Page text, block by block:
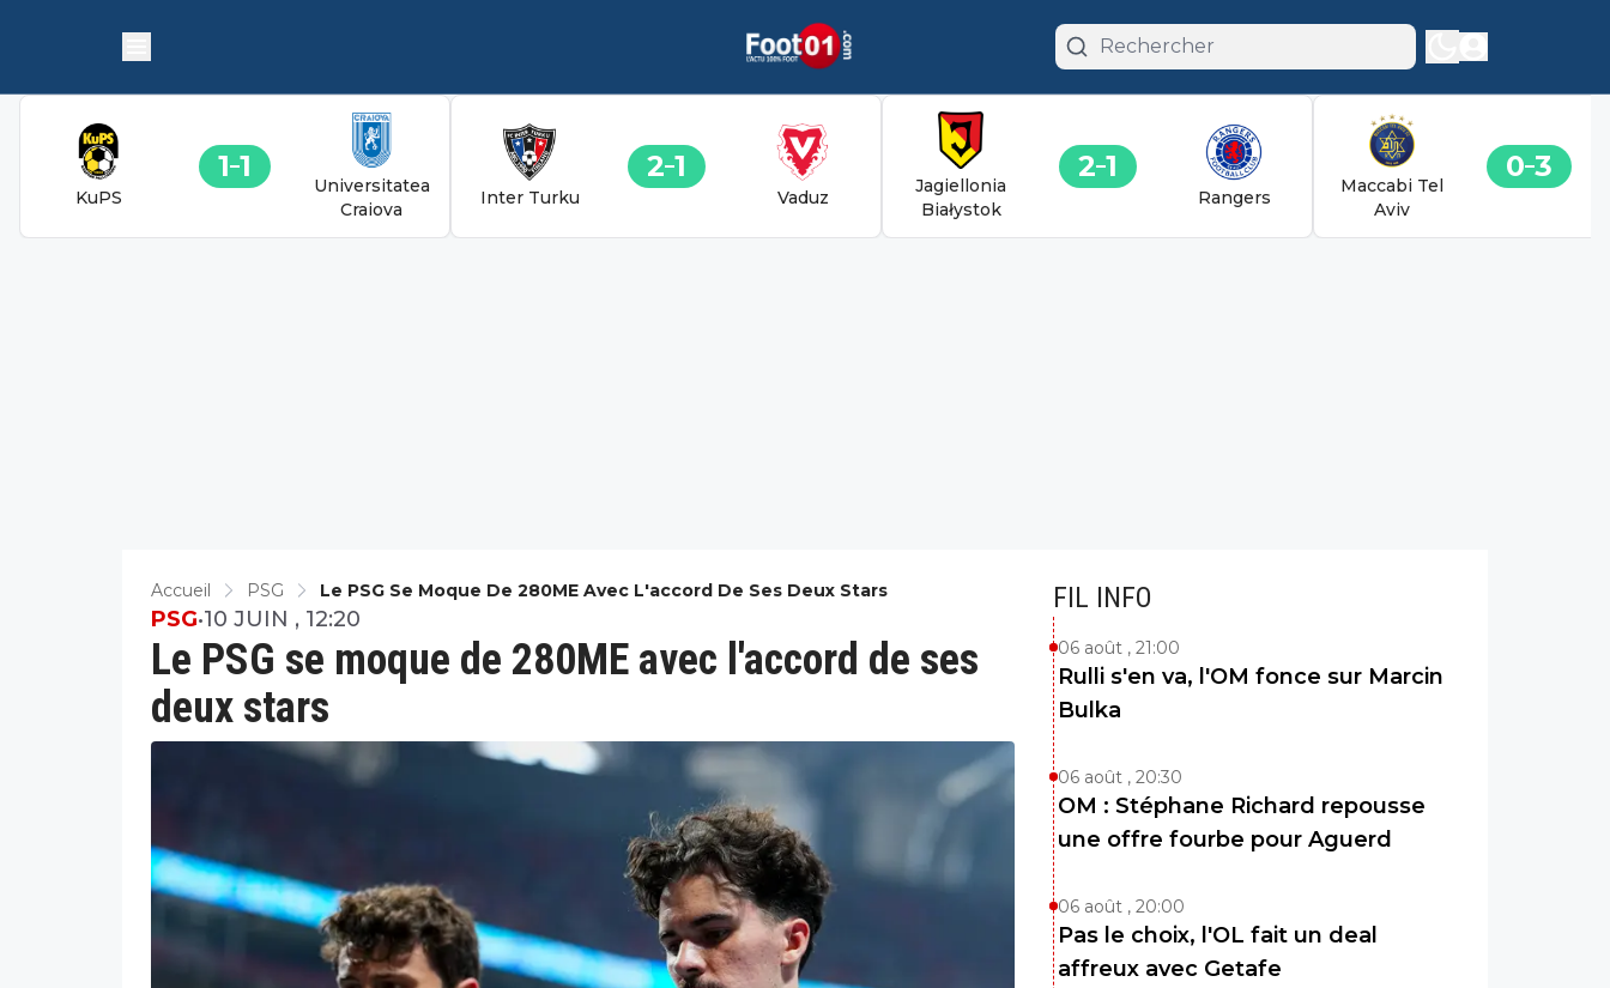
KuPS
1 1
Universitatea
Craiova
Inter Turku
2 1
Vaduz
Jagiellonia
Białystok
2 1
Rangers
Maccabi Tel
Aviv
0 3
Accueil PSG Le PSG Se Moque De 280ME Avec L'accord De Ses Deux Stars
Le PSG se moque de 280ME avec l'accord de ses
deux stars
PSG•10 JUIN , 12:20
FIL INFO
06 août , 21:00
Rulli s'en va, l'OM fonce sur Marcin
Bulka
06 août , 20:30
OM : Stéphane Richard repousse
une offre fourbe pour Aguerd
06 août , 20:00
Pas le choix, l'OL fait un deal
affreux avec Getafe